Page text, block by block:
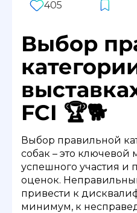
405
Выбор
FCI 🏆🐕
Выбор правильной
собак – это ключевой
успешного участия и
оценок.
привести к
минимум, к